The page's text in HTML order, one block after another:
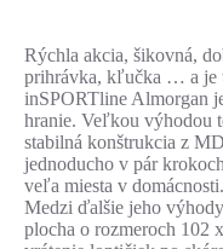
Rýchla akcia, šikovná,
prihrávka, kľučka … a je
inSPORTline Almorgan
hranie. Veľkou výhodou
stabilná konštrukcia z
jednoducho v pár
veľa miesta v domácnosti.
Medzi ďalšie jeho
plocha o rozmeroch 102